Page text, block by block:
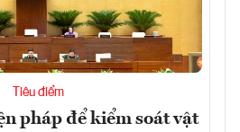
Tiêu điểm
pháp để kiểm soát vật